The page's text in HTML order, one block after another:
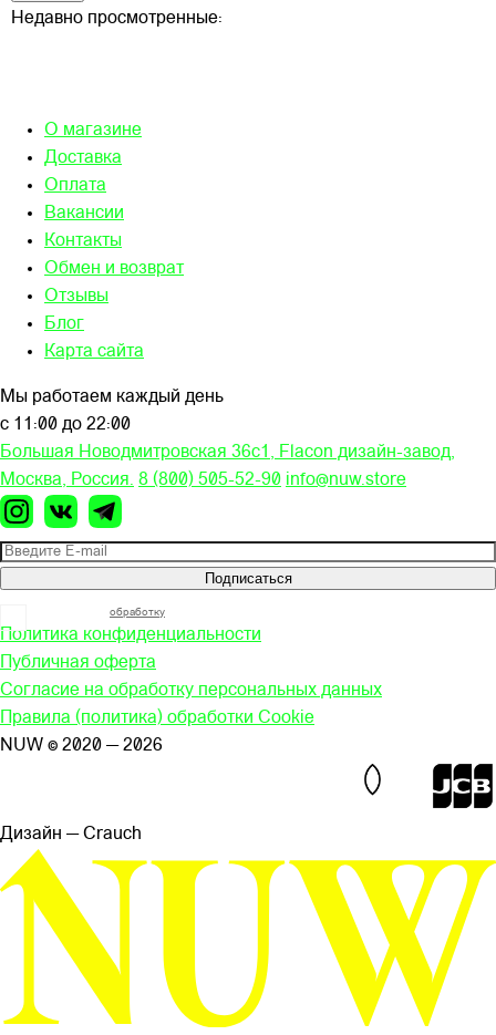
Недавно просмотренные:
О магазине
Доставка
Оплата
Вакансии
Контакты
Обмен и возврат
Отзывы
Блог
Карта сайта
Мы работаем каждый день
с 11:00 до 22:00
Большая Новодмитровская 36c1, Flacon дизайн-завод,
Москва, Россия. 8 (800) 505-52-90 info@nuw.store
Подписаться
обработку
Политика конфиденциальности
Публичная оферта
Согласие на обработку персональных данных
Правила (политика) обработки Cookie
NUW © 2020 — 2026
Дизайн — Сrauch